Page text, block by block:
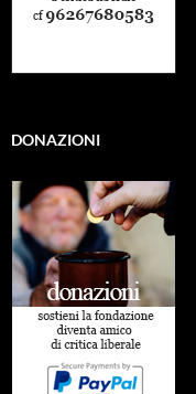
DONAZIONI